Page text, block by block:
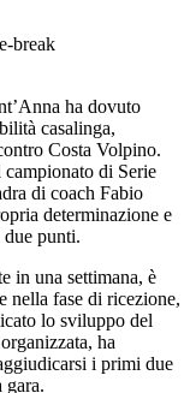
ha dovuto
casalinga,
Costa Volpino.
di Serie
di coach Fabio
determinazione e
due punti.
in una settimana, è
nella fase di ricezione,
lo sviluppo del
ha
i primi due
gara.